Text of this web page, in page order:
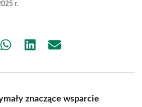
r.
Share Share Share
znaczące wsparcie